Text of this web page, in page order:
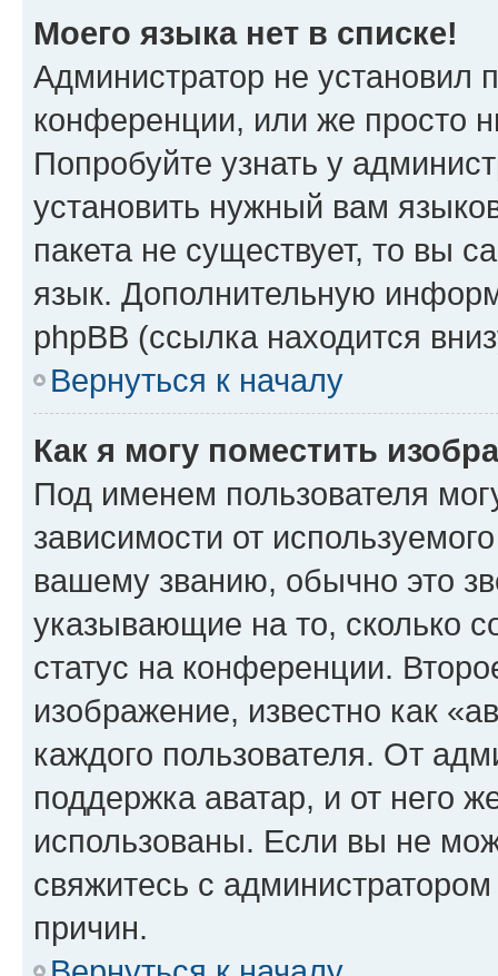
Моего языка нет в списке!
Администратор не установил
конференции, или же просто
Попробуйте узнать у
установить нужный вам
пакета не существует, то вы
язык. Дополнительную
phpBB (ссылка находится
Вернуться к началу
Как я могу поместить
Под именем пользователя
зависимости от
вашему званию, обычно это
указывающие на то, сколько
статус на конференции.
изображение, известно как
каждого пользователя. От
поддержка аватар, и от него
использованы. Если вы не
свяжитесь с
причин.